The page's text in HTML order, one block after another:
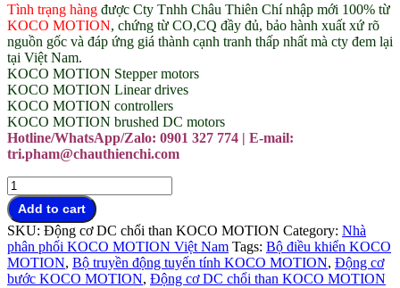
Tình trạng hàng được Cty Tnhh Châu Thiên Chí nhập mới 100% từ
KOCO MOTION, chứng từ CO,CQ đầy đủ, bảo hành xuất xứ rõ
nguồn gốc và đáp ứng giá thành cạnh tranh thấp nhất mà cty đem lại
tại Việt Nam.
KOCO MOTION Stepper motors
KOCO MOTION Linear drives
KOCO MOTION controllers
KOCO MOTION brushed DC motors
Hotline/WhatsApp/Zalo: 0901 327 774 | E-mail:
tri.pham@chauthienchi.com
Động
cơ
DC
không
chổi
than
KOCO
Add to cart
SKU: Động cơ DC chổi than KOCO MOTION Category: Nhà
phân phối KOCO MOTION Việt Nam Tags: Bộ điều khiển KOCO
MOTION, Bộ truyền động tuyến tính KOCO MOTION, Động cơ
bước KOCO MOTION, Động cơ DC chổi than KOCO MOTION